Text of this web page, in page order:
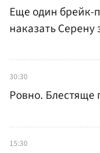
Еще один брейк-
наказать Серену
30:30
Ровно. Блестяще
15:30